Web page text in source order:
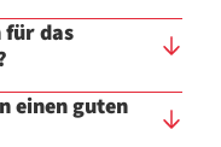
für das
einen guten